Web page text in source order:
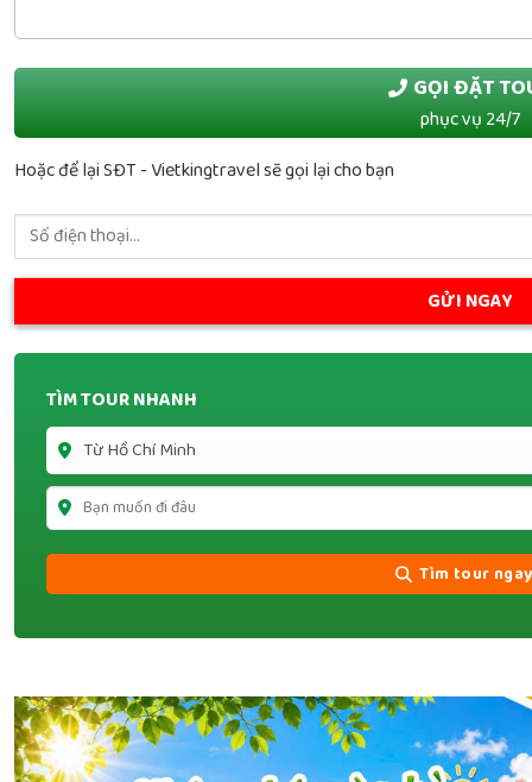
GỌI ĐẶT
phục vụ 24/7
Hoặc để lại SĐT - Vietkingtravel sẽ gọi lại cho bạn
TÌM TOUR NHANH
Tìm tour ngay